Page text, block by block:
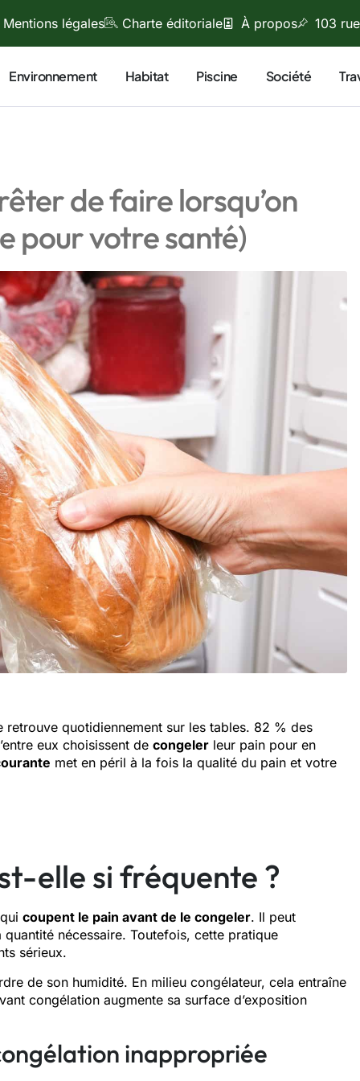
Mentions légales Charte éditoriale À propos 103
Environnement Habitat Piscine Société
de faire lorsqu’on
pour votre santé)
quotidiennement sur les tables. 82 % des
eux choisissent de congeler leur pain pour en
met en péril à la fois la qualité du pain et votre
elle si fréquente ?
coupent le pain avant de le congeler. Il peut
nécessaire. Toutefois, cette pratique
sérieux.
de son humidité. En milieu congélateur, cela entraîne
congélation augmente sa surface d’exposition
inappropriée